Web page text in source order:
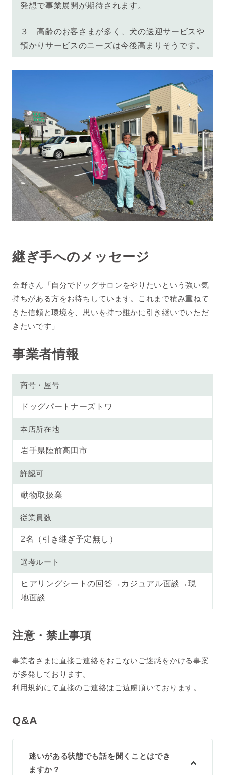
発想で事業展開が期待されます。
３ 高齢のお客さまが多く、犬の送迎サービスや
預かりサービスのニーズは今後高まりそうです。
継ぎ手へのメッセージ
金野さん「自分でドッグサロンをやりたいという強い気
持ちがある方をお待ちしています。これまで積み重ねて
きた信頼と環境を、思いを持つ誰かに引き継いでいただ
きたいです」
事業者情報
商号・屋号
ドッグパートナーズトワ
本店所在地
岩手県陸前高田市
許認可
動物取扱業
従業員数
2名（引き継ぎ予定無し）
選考ルート
ヒアリングシートの回答→カジュアル面談→現
地面談
注意・禁止事項
事業者さまに直接ご連絡をおこないご迷惑をかける事案
が多発しております。
利用規約にて直接のご連絡はご遠慮頂いております。
Q&A
迷いがある状態でも話を聞くことはでき
ますか？